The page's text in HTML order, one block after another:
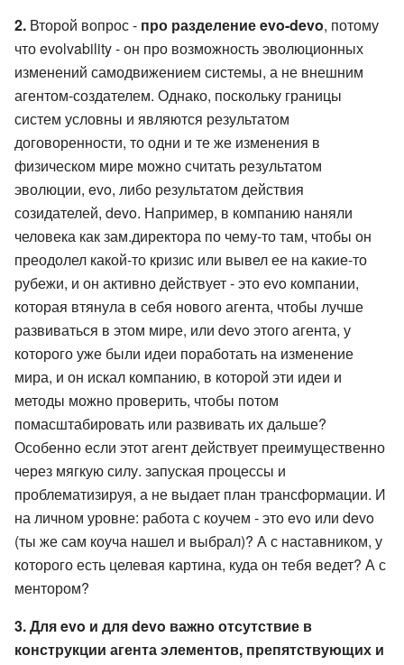
2. Второй вопрос - про разделение evo-devo, потому
что evolvability - он про возможность эволюционных
изменений самодвижением системы, а не внешним
агентом-создателем. Однако, поскольку границы
систем условны и являются результатом
договоренности, то одни и те же изменения в
физическом мире можно считать результатом
эволюции, evo, либо результатом действия
созидателей, devo. Например, в компанию наняли
человека как зам.директора по чему-то там, чтобы он
преодолел какой-то кризис или вывел ее на какие-то
рубежи, и он активно действует - это evo компании,
которая втянула в себя нового агента, чтобы лучше
развиваться в этом мире, или devo этого агента, у
которого уже были идеи поработать на изменение
мира, и он искал компанию, в которой эти идеи и
методы можно проверить, чтобы потом
помасштабировать или развивать их дальше?
Особенно если этот агент действует преимущественно
через мягкую силу. запуская процессы и
проблематизируя, а не выдает план трансформации. И
на личном уровне: работа с коучем - это evo или devo
(ты же сам коуча нашел и выбрал)? А с наставником, у
которого есть целевая картина, куда он тебя ведет? А с
ментором?
3. Для evo и для devo важно отсутствие в
конструкции агента элементов, препятствующих и